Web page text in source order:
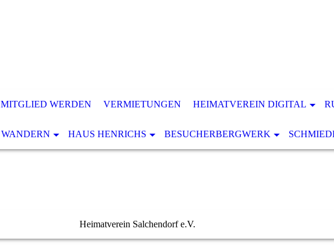
MITGLIED WERDEN VERMIETUNGEN HEIMATVEREIN DIGITAL
WANDERN HAUS HENRICHS BESUCHERBERGWERK
Heimatverein Salchendorf e.V.